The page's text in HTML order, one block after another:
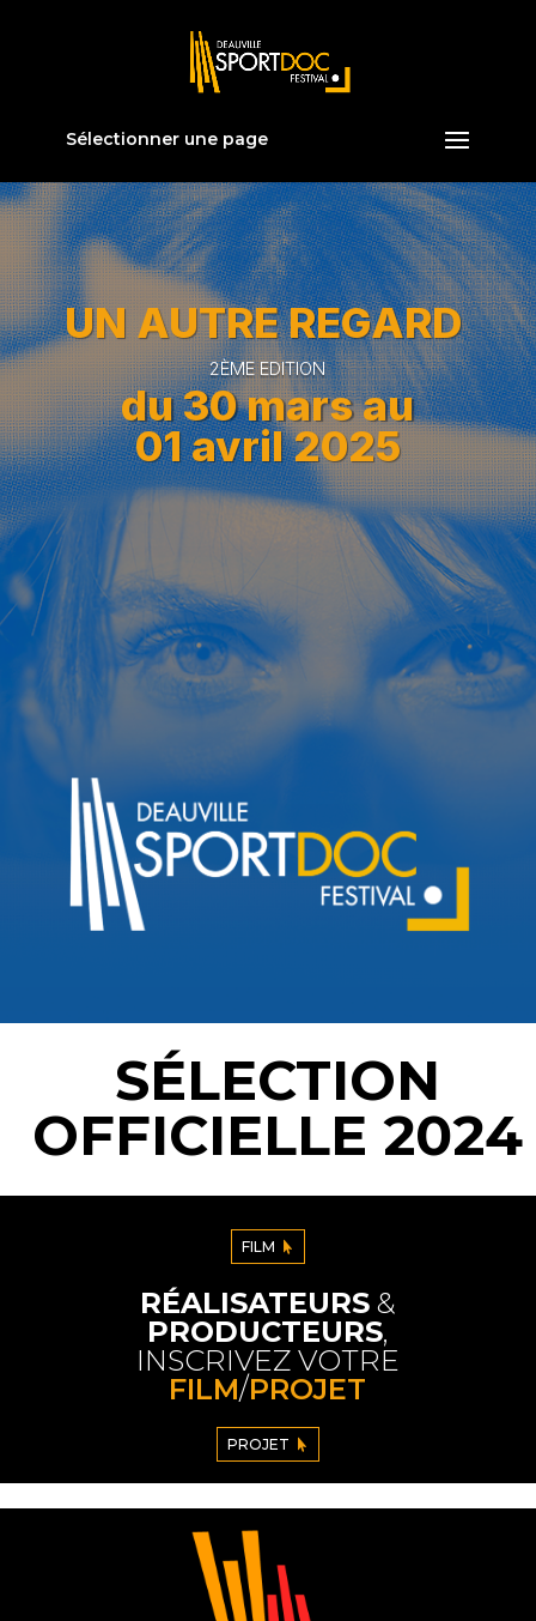
Sélectionner une page
UN AUTRE REGARD
2ÈME EDITION
du 30 mars au
01 avril 2025
SÉLECTION
OFFICIELLE 2024
FILM
RÉALISATEURS&
PRODUCTEURS,
INSCRIVEZ VOTRE
FILM/PROJET
PROJET